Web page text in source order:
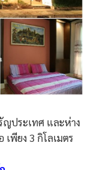
ญประเทศ และห่าง
เพียง 3 กิโลเมตร